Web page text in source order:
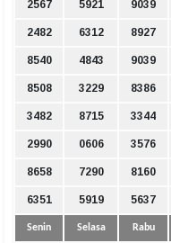
2567 5921 9039
2482 6312 8927
8540 4843 9039
8508 3229 8386
3482 8715 3344
2990 0606 3576
8658 7290 8160
6351 5919 5637
Senin Selasa Rabu